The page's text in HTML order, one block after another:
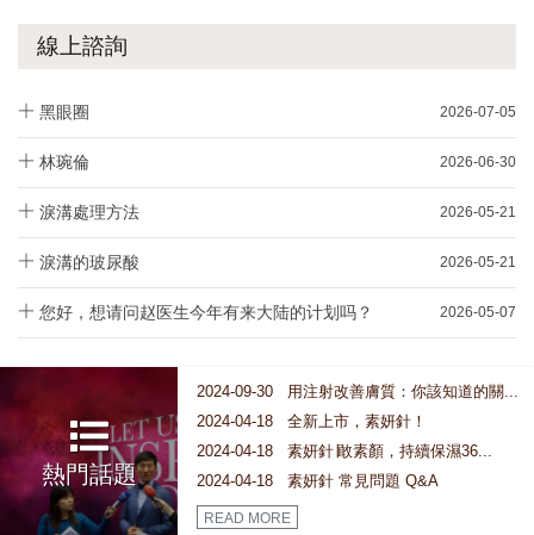
線上諮詢
黑眼圈 2026-07-05
林琬倫 2026-06-30
淚溝處理方法 2026-05-21
淚溝的玻尿酸 2026-05-21
您好，想请问赵医生今年有来大陆的计划吗？ 2026-05-07
熱門話題
2024-09-30 用注射改善膚質：你該知道的關...
2024-04-18 全新上市，素妍針！
2024-04-18 素妍針∣敢素顏，持續保濕36...
2024-04-18 素妍針 常見問題 Q&A
READ MORE